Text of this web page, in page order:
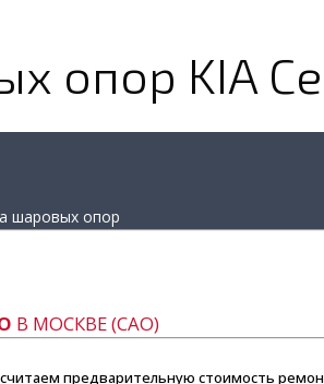
опор KIA
шаровых опор
предварительную стоимость
В МОСКВЕ (САО)